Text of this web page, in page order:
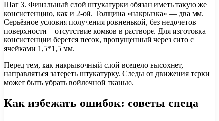
Шаг 3. Финальный слой штукатурки обязан иметь такую же
консистенцию, как и 2-ой. Толщина «накрывка» — два мм.
Серьёзное условия получения ровненькой, без недочетов
поверхности – отсутствие комков в растворе. Для изготовка
консистенции берется песок, пропущенный через сито с
ячейками 1,5*1,5 мм.
Перед тем, как накрывочный слой всецело высохнет,
направляться затереть штукатурку. Следы от движения терки
может быть убрать войлочной тканью.
Как избежать ошибок: советы спеца